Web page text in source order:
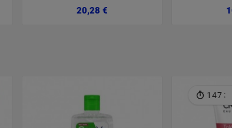
20,28 €
147 :